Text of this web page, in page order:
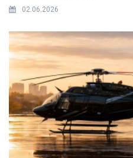
02.06.2026